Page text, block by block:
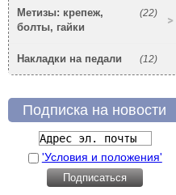
(22)
Метизы: крепеж,
болты, гайки
(12)
Накладки на педали
Подписка на новости
'Условия и положения'